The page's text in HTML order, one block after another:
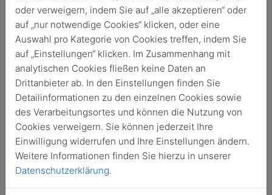
Login
Jetzt Mitglied werden
oder verweigern, indem Sie auf „alle akzeptieren“ oder
auf „nur notwendige Cookies“ klicken, oder eine
Auswahl pro Kategorie von Cookies treffen, indem Sie
auf „Einstellungen“ klicken. Im Zusammenhang mit
analytischen Cookies fließen keine Daten an
Drittanbieter ab. In den Einstellungen finden Sie
Detailinformationen zu den einzelnen Cookies sowie
des Verarbeitungsortes und können die Nutzung von
Cookies verweigern. Sie können jederzeit Ihre
Einwilligung widerrufen und Ihre Einstellungen ändern.
Weitere Informationen finden Sie hierzu in unserer
Datenschutzerklärung.